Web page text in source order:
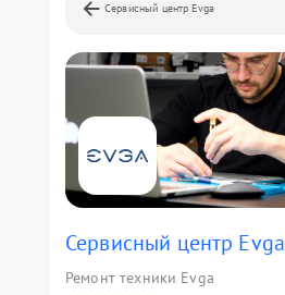
Сервисный центр Evga
Сервисный центр Evga
Ремонт техники Evga